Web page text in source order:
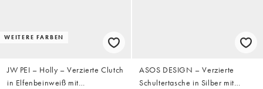
WEITERE FARBEN
JW PEI – Holly – Verzierte Clutch
in Elfenbeinweiß mit
ASOS DESIGN – Verzierte
Schultertasche in Silber mit